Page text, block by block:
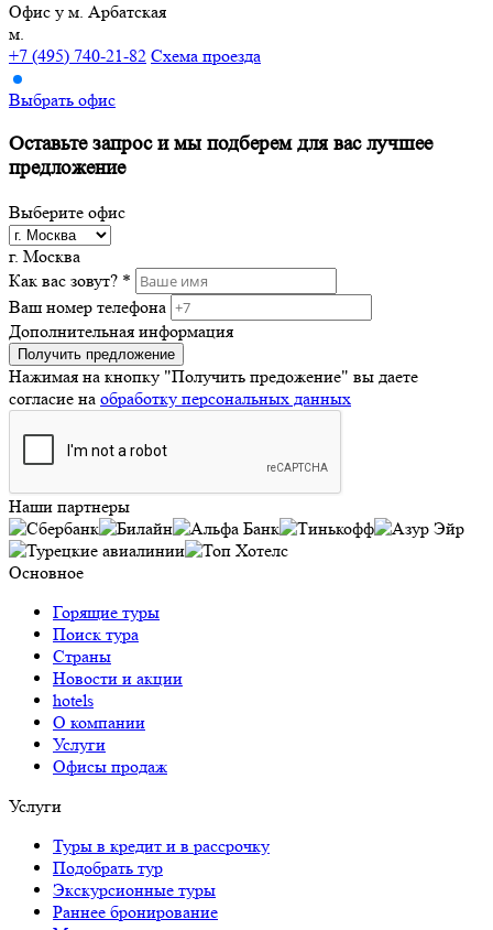
Офис у м. Арбатская
м.
+7 (495) 740-21-82 Схема проезда
Выбрать офис
Оставьте запрос и мы подберемдля вас лучшее
предложение
Выберите офис
г. Москва
Как вас зовут? *
Ваш номер телефона
Дополнительная информация
Получить предложение
Нажимая на кнопку "Получить предожение" вы даете
согласие на обработку персональных данных
Наши партнеры
Основное
Горящие туры
Поиск тура
Страны
Новости и акции
hotels
О компании
Услуги
Офисы продаж
Услуги
Туры в кредит и в рассрочку
Подобрать тур
Экскурсионные туры
Раннее бронирование